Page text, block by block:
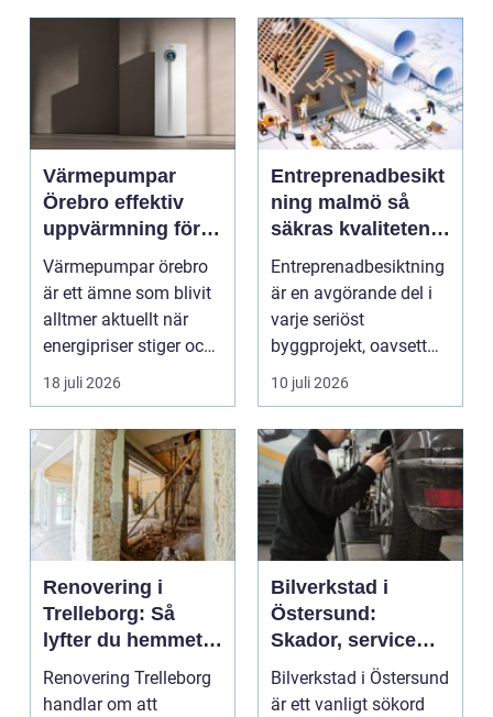
Värmepumpar
Örebro effektiv
uppvärmning för
hus och
fastigheter
Värmepumpar örebro
är ett ämne som blivit
alltmer aktuellt när
energipriser stiger och
fler vill sän...
18 juli 2026
Entreprenadbesikt
ning malmö så
säkras kvaliteten i
byggprojekt
Entreprenadbesiktning
är en avgörande del i
varje seriöst
byggprojekt, oavsett
om det handlar om en
10 juli 2026
Renovering i
Trelleborg: Så
lyfter du hemmet
på ett smart sätt
Renovering Trelleborg
handlar om att
Bilverkstad i
Östersund:
Skador, service
och smarta val för
din bil
Bilverkstad i Östersund
är ett vanligt sökord